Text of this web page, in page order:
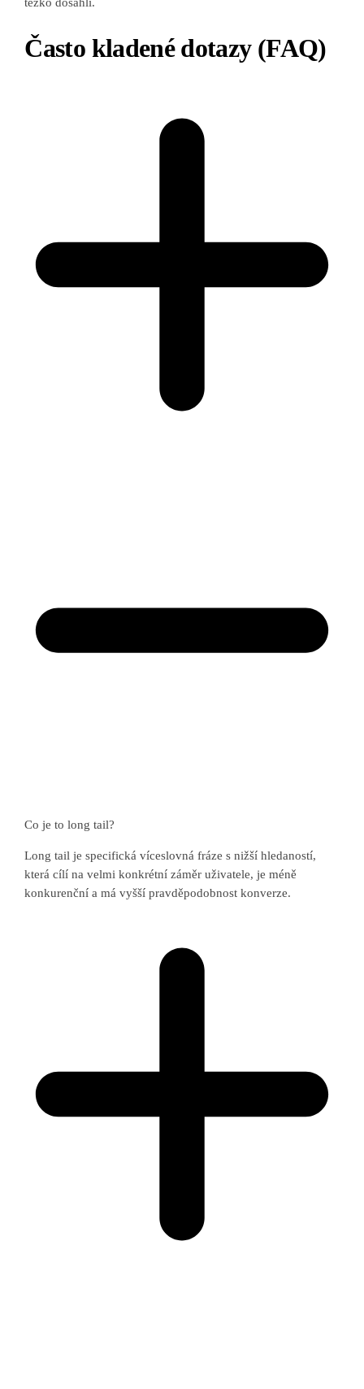
Často kladené dotazy (FAQ)
Co je to long tail?
Long tail je specifická víceslovná fráze s nižší hledaností,
která cílí na velmi konkrétní záměr uživatele, je méně
konkurenční a má vyšší pravděpodobnost konverze.